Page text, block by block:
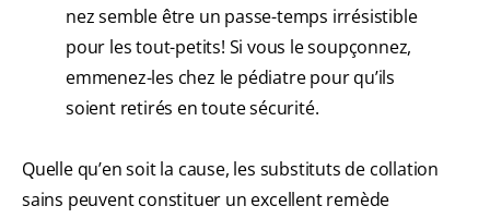
nez semble être un passe-temps irrésistible
pour les tout-petits! Si vous le soupçonnez,
emmenez-les chez le pédiatre pour qu’ils
soient retirés en toute sécurité.
Quelle qu’en soit la cause, les substituts de collation
sains peuvent constituer un excellent remède